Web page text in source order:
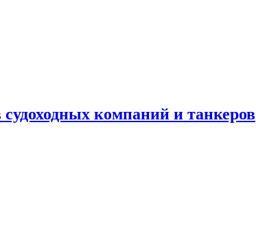
компаний и танкеров